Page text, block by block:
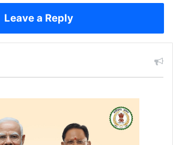
Leave a Reply